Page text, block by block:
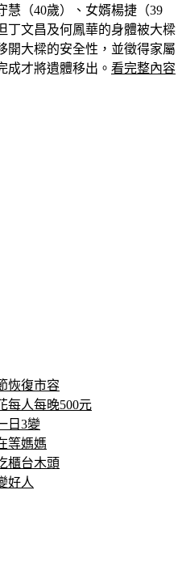
慧（40歲）、女婿楊捷（39
丁文昌及何鳳華的身體被大樑
開大樑的安全性，並徵得家屬
成才將遺體移出。 看完整內容
恢復市容
每人每晚500元
日3變
等媽媽
櫃台木頭
好人